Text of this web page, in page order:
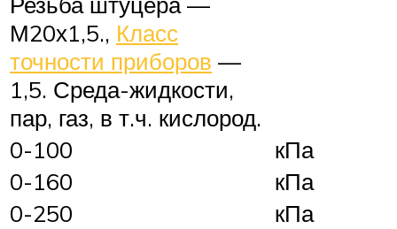
М20х1,5., Класс
точности приборов —
1,5. Среда-жидкости,
пар, газ, в т.ч. кислород.
0-100
кПа
0-160
кПа
0-250
кПа